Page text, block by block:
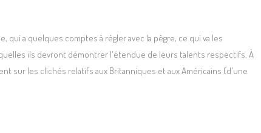
qui a quelques comptes à régler avec la pègre, ce qui va les
ils devront démontrer l'étendue de leurs talents respectifs. À
sur les clichés relatifs aux Britanniques et aux Américains (d'une